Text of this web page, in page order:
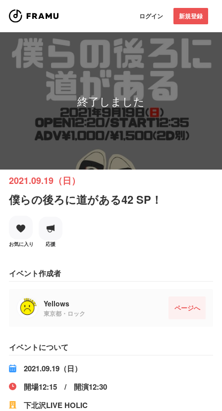
ログイン 新規登録
終了しました
2021.09.19（日）
僕らの後ろに道がある42 SP！
お気に入り 応援
イベント作成者
Yellows
東京都・ロック
ページへ
イベントについて
2021.09.19（日）
開場12:15 / 開演12:30
下北沢LIVE HOLIC